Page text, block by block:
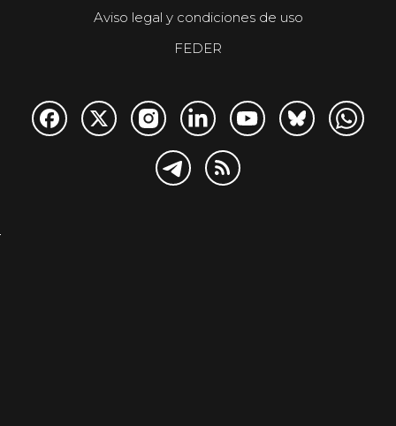
Aviso legal y condiciones de uso
FEDER